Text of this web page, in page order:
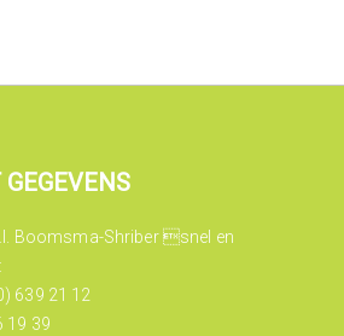
Boomsma-Shriber snel en
639 21 12
19 39